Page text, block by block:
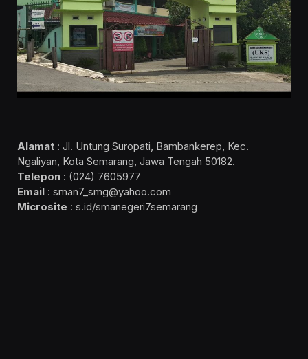
Alamat : Jl. Untung Suropati, Bambankerep, Kec.
Ngaliyan, Kota Semarang, Jawa Tengah 50182.
Telepon : (024) 7605977
Email : sman7_smg@yahoo.com
Microsite : s.id/smanegeri7semarang